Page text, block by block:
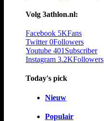
Volg 3athlon.nl:
Facebook 5KFans
Twitter 0Followers
Youtube 401 Subscriber
Instagram 3.2KFollowers
Today's pick
Nieuw
Populair